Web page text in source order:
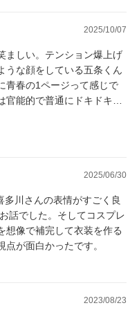
2025/10/07
ましい。テンション爆上げ
うな顔をしている五条くん
青春の1ページって感じで
能的で普通にドキドキし
読み終えるとき...
2025/06/30
多川さんの表情がすごく良
話でした。そしてコスプレ
想像で補完して衣装を作る
が面白かったです。
2023/08/23